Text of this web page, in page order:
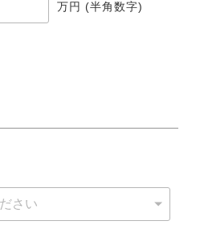
万円 (半角数字)